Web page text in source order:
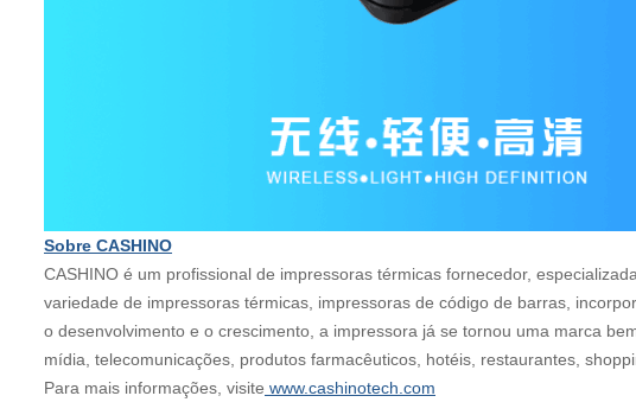
Sobre CASHINO
CASHINO é um profissional de impressoras térmicas fornecedor,
variedade de impressoras térmicas, impressoras de código de barras,
o desenvolvimento e o crescimento, a impressora já se tornou uma marca
mídia, telecomunicações, produtos farmacêuticos, hotéis, restaurantes,
Para mais informações, visite www.cashinotech.com